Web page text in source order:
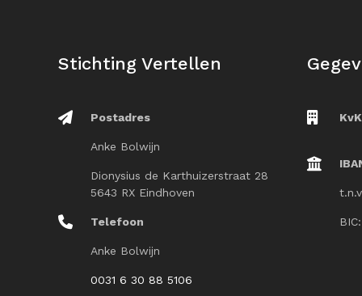
Stichting Vertellen
Postadres
Anke Bolwijn
Dionysius de Karthuizerstraat 28
5643 RX Eindhoven
Telefoon
Anke Bolwijn
0031 6 30 88 5106